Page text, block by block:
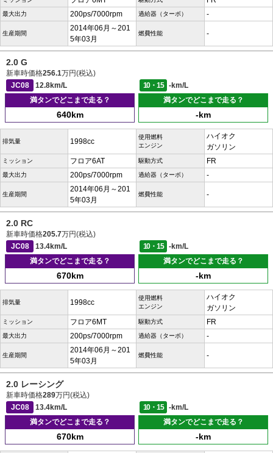
最大出力 200ps/7000rpm 過給器（ターボ） -
生産期間
2014年06月～201
5年03月
燃費性能 -
2.0 G
新車時価格256.1万円(税込)
JC08
12.8km/L 10・15
-km/L
満タンでどこまで走る？
640km
満タンでどこまで走る？
-km
排気量 1998cc
使用燃料
エンジン
ハイオク
ガソリン
ミッション フロア6AT 駆動方式 FR
最大出力 200ps/7000rpm 過給器（ターボ） -
生産期間
2014年06月～201
5年03月
燃費性能 -
2.0 RC
新車時価格205.7万円(税込)
JC08
13.4km/L 10・15
-km/L
満タンでどこまで走る？
670km
満タンでどこまで走る？
-km
排気量 1998cc
使用燃料
エンジン
ハイオク
ガソリン
ミッション フロア6MT 駆動方式 FR
最大出力 200ps/7000rpm 過給器（ターボ） -
生産期間
2014年06月～201
5年03月
燃費性能 -
2.0 レーシング
新車時価格289万円(税込)
JC08
13.4km/L 10・15
-km/L
満タンでどこまで走る？
670km
満タンでどこまで走る？
-km